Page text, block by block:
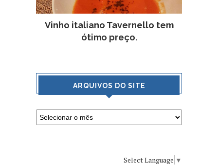
Vinho italiano Tavernello tem
ótimo preço.
ARQUIVOS DO SITE
Select Language ▼